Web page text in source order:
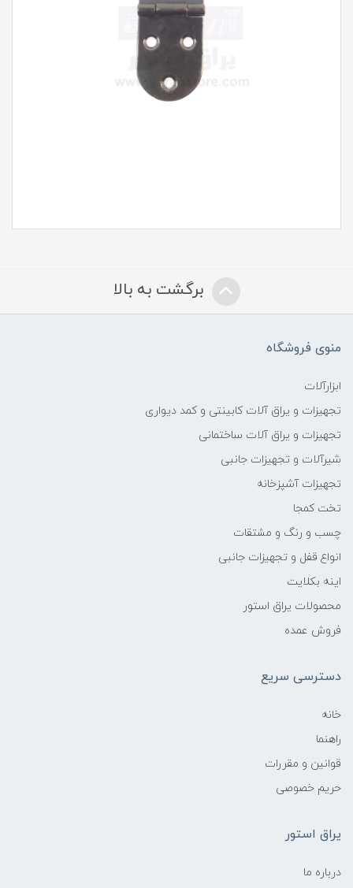
برگشت به بالا
منوی فروشگاه
ابزارآلات
تجهیزات و یراق آلات کابینتی و کمد دیواری
تجهیزات و یراق آلات ساختمانی
شیرآلات و تجهیزات جانبی
تجهیزات آشپزخانه
تخت کمجا
چسب و رنگ و مشتقات
انواع قفل و تجهیزات جانبی
اینه بکلایت
محصولات یراق استور
فروش عمده
دسترسی سریع
خانه
راهنما
قوانین و مقررات
حریم خصوصی
یراق استور
درباره ما